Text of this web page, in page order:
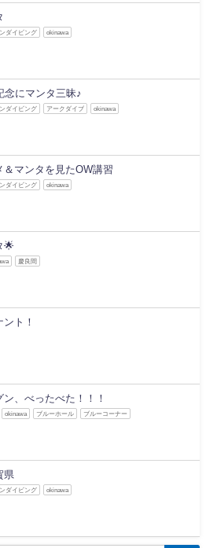
ダイビング okinawa
念にマンタ三昧♪
ダイビング アークダイブ okinawa
＆マンタを見たOW講習
ダイビング okinawa
🌟
慶良間
ト！
ン、べったべた！！！
okinawa ブルーホール ブルーコーナー
県
ダイビング okinawa